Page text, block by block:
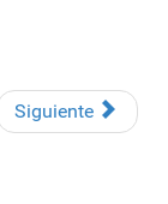
Siguiente